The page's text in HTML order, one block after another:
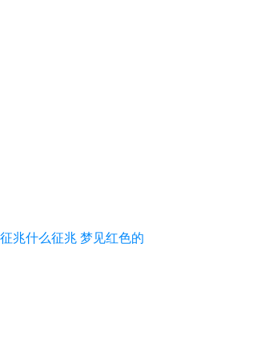
兆什么征兆 梦见红色的